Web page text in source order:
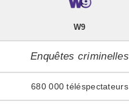
W9
Enquêtes criminelles
680 000